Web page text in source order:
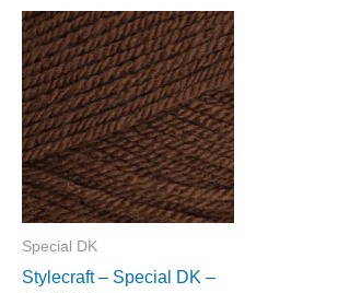
Special DK
Stylecraft – Special DK –